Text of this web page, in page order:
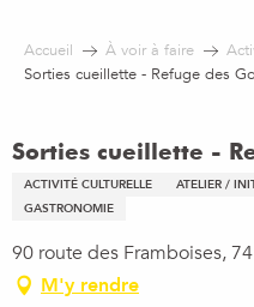
contenu
Accueil À voir à faire
Sorties cueillette - Refuge des
Sorties cueillette -
ACTIVITÉ CULTURELLE ATELIER /
GASTRONOMIE
90 route des Framboises,
M'y rendre